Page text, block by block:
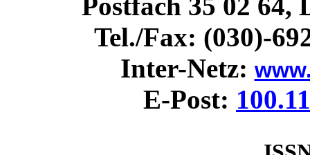
Tel./Fax: (030)-
Inter-Netz:
E-Post: